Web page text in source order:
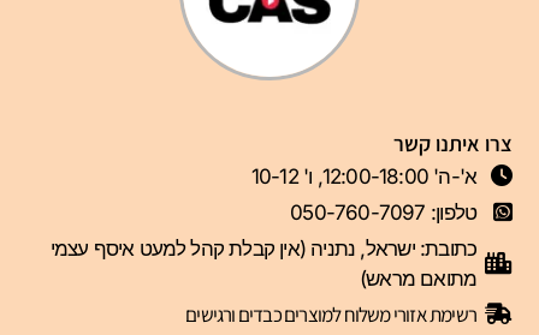
צרו איתנו קשר
א'-ה' 12:00-18:00, ו' 10-12
טלפון: 050-760-7097
כתובת: ישראל, נתניה (אין קבלת קהל למעט איסף עצמי
מתואם מראש)
רשימת אזורי משלוח למוצרים כבדים ורגישים